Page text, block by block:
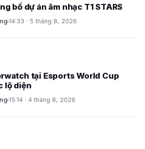
bố dự án âm nhạc T1 STARS
14:33 · 5 tháng 8, 2026
tại Esports World Cup
lộ diện
15:14 · 4 tháng 8, 2026